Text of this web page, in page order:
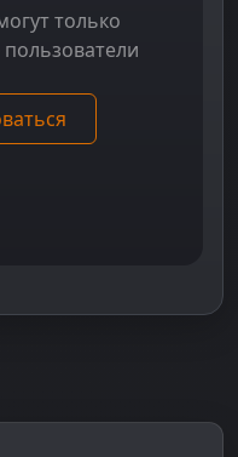
только